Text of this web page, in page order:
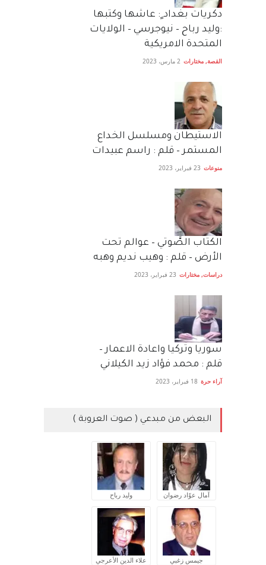
دكريات بغداد ٍ: عاشها وكتبها
:وليد رباح – نيوجرسي – الولايات
المتحدة الامريكية
القصة, مختارات 2 مارس، 2023
الاستيطان ومسلسل الخداع
المستمر – قلم : راسم عبيدات
منوعات 23 فبراير، 2023
الكتاب الصَّوتي – عوالم تحت
الأرض – قلم : وهيب نديم وهبه
دراسات, مختارات 23 فبراير، 2023
سوريا وتركيا واعادة الاعمار –
قلم : محمد فؤاد زيد الكيلاني
آراء حرة 18 فبراير، 2023
البعض من مبدعي ( صوت العروبة )
آمال عوّاد رضوان وليد رباح
جيمس زغبي علاء الدين الأعرجي